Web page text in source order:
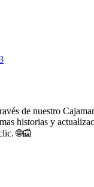
de nuestro
historias y
🌐📰